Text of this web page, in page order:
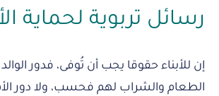
رسائل تربوية لحماية
إن للأبناء حقوقا يجب أن تُوفى، فدور
الطعام والشراب لهم فحسب، ولا دور